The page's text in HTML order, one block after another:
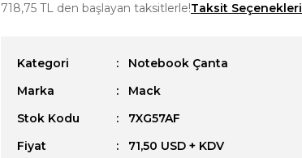
718,75 TL den başlayan taksitlerle!Taksit Seçenekleri
Kategori
Notebook Çanta
Marka
Mack
Stok Kodu
7XG57AF
Fiyat
71,50 USD + KDV